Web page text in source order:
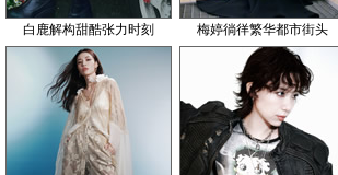
白鹿解构甜酷张力时刻 梅婷徜徉繁华都市街头